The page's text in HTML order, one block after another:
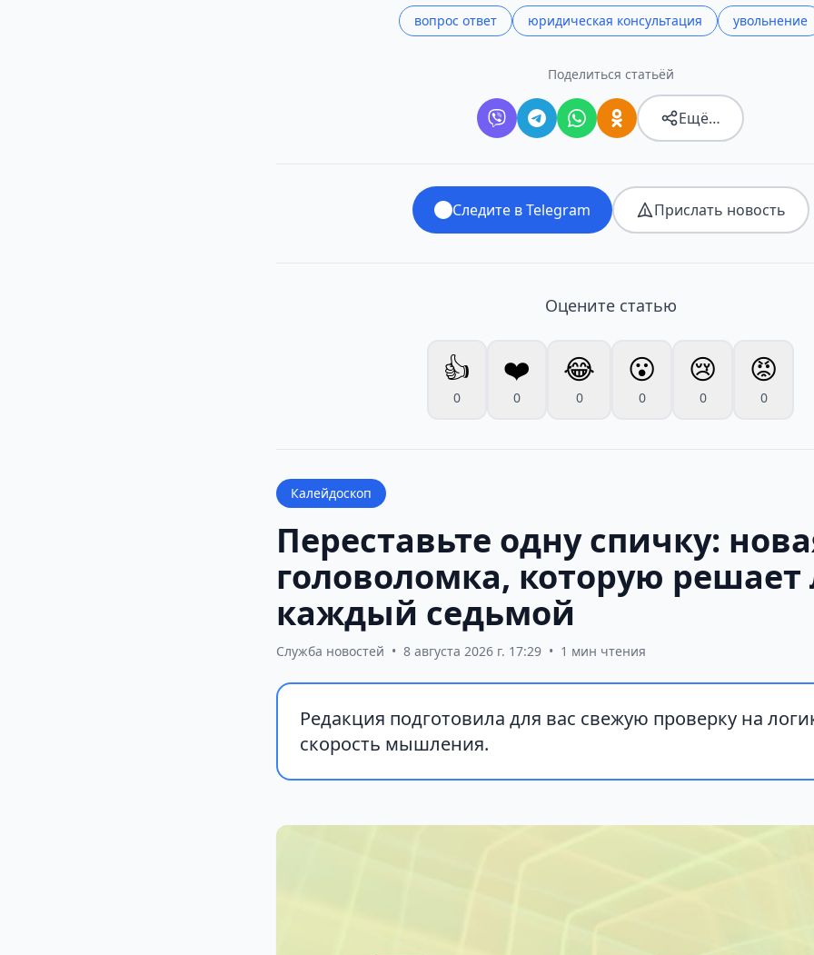
вопрос ответ юридическая консультация увольнение
Поделиться статьёй
Ещё…
Следите в Telegram Прислать новость
Оцените статью
👍
0
❤️
0
😂
0
😮
0
😢
0
😡
0
Калейдоскоп
Переставьте одну спичку:
головоломка, которую
каждый седьмой
Служба новостей • 8 августа 2026 г. 17:29 • 1 мин чтения
Редакция подготовила для вас свежую проверку на
скорость мышления.